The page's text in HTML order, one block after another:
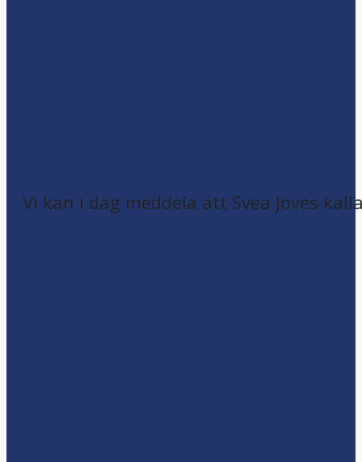
Vi kan i dag meddela att Svea Jöves